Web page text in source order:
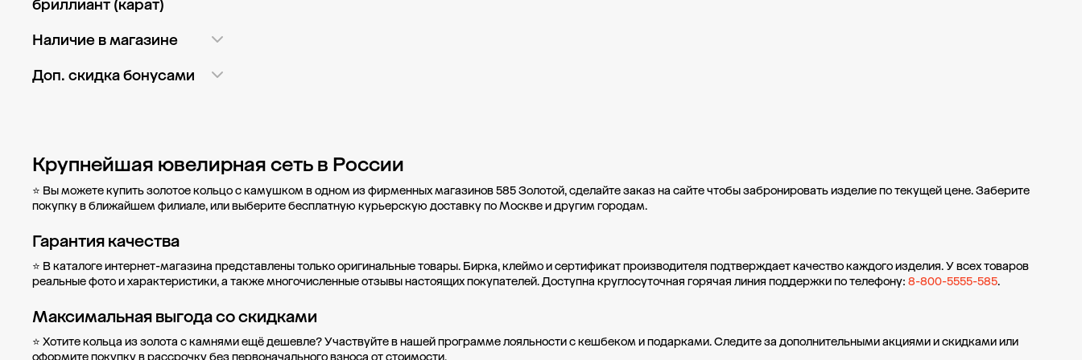
Показать ещё
3 мм 43
3,3 мм 2
Показать ещё
Помолвочное 636
Классика 3 629
Массивное
105
Показать ещё
бриллиант (карат)
До 0,25 карат 1 198
От 0,26 до 0,5 карат
От 1 до 1,5 карата
Наличие в магазине
ГМ Глобус 503
ГМ Глобус
Красногорск 704
МФТК Бутово Молл
(остров)
479
пл. Привокзальная
Показать ещё
Доп. скидка бонусами
Крупнейшая ювелирная сеть в России
⭐ Вы можете купить золотое кольцо с камушком в одном из фирменных магазинов 585 Золотой, сделайте заказ на сайте чтобы забронировать изделие по текущей цене. Заберите
покупку вближайшем филиале, или выберите бесплатную курьерскую доставку по Москве и другим городам.
Гарантия качества
⭐ В каталоге интернет-магазина представлены только оригинальные товары. Бирка, клеймо и сертификат производителя подтверждает качество каждого изделия. У всех товаров
реальные фото и характеристики, а также многочисленные отзывы настоящих покупателей. Доступна круглосуточная горячая линия поддержки по телефону: 8-800-5555-585.
Максимальная выгода со скидками
⭐ Хотите кольца из золота с камнями ещё дешевле? Участвуйте в нашейпрограмме лояльностис кешбеком и подарками. Следите за дополнительнымиакциями и скидкамиили
оформитепокупку в рассрочкубез первоначального взноса от стоимости.